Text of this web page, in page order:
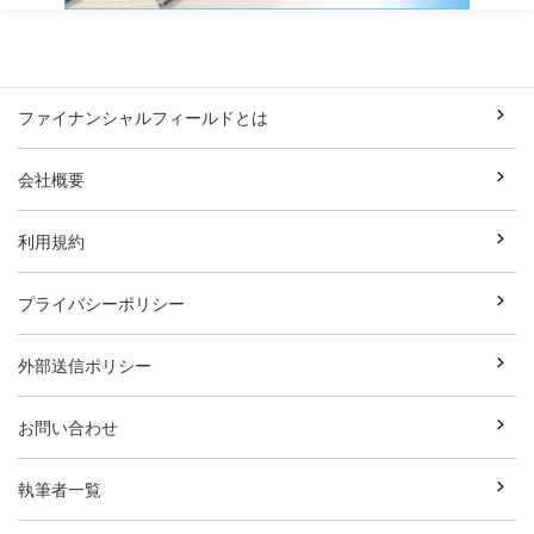
ファイナンシャルフィールドとは
会社概要
利用規約
プライバシーポリシー
外部送信ポリシー
お問い合わせ
執筆者一覧